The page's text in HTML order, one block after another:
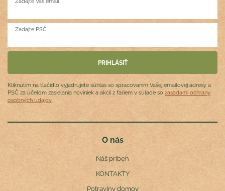
Zadajte PSČ
Kliknutím na tlačidlo vyjadrujete súhlas so spracovaním Vašej emailovej adresy a
PSČ za účelom zasielania noviniek a akcií z fariem v súlade so zásadami ochrany
osobných údajov
O nás
Náš príbeh
KONTAKTY
Potraviny domov